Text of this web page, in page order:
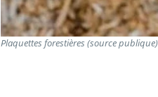
Plaquettes forestières (source publique)